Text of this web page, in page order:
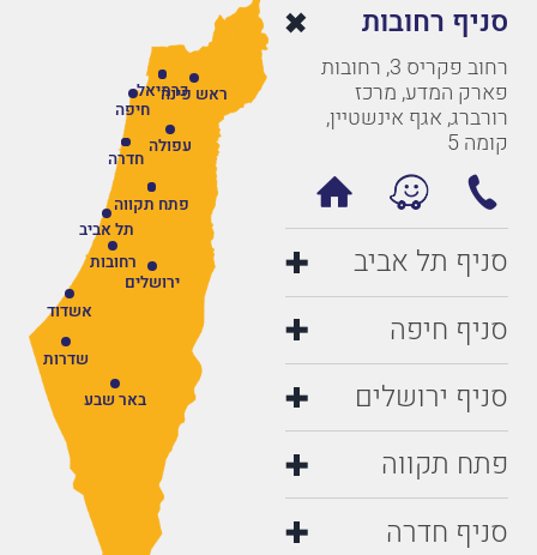
סניף רחובות
רחוב פקריס 3, רחובות
פארק המדע, מרכז
רורברג, אגף אינשטיין,
קומה 5
סניף תל אביב
סניף חיפה
סניף ירושלים
פתח תקווה
סניף חדרה
רחובות
תל אביב
חיפה
ירושלים
פתח תקווה
חדרה
באר שבע
אשדוד
שדרות
עפולה
ראש פינהכרמיאל